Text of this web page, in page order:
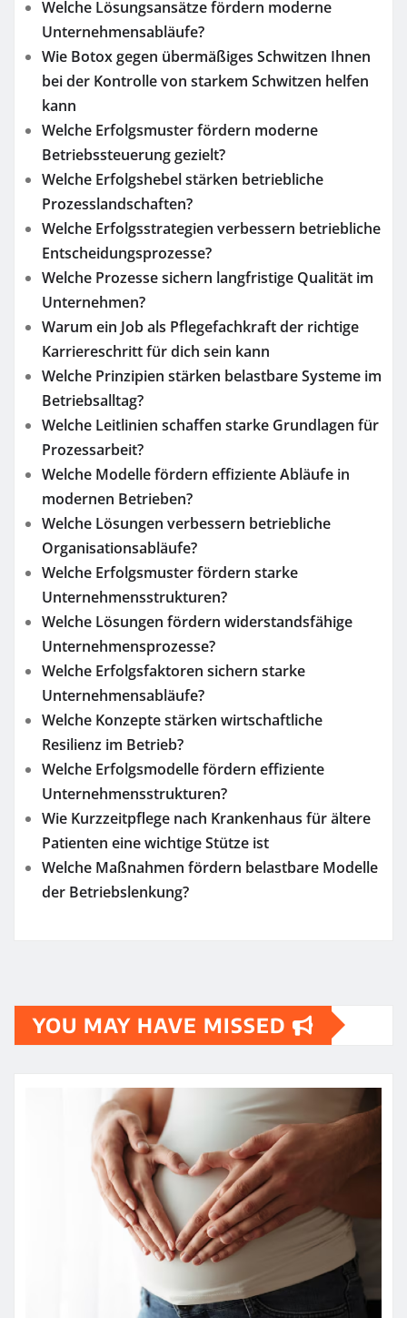
Welche Lösungsansätze fördern moderne
Unternehmensabläufe?
Wie Botox gegen übermäßiges Schwitzen Ihnen
bei der Kontrolle von starkem Schwitzen helfen
kann
Welche Erfolgsmuster fördern moderne
Betriebssteuerung gezielt?
Welche Erfolgshebel stärken betriebliche
Prozesslandschaften?
Welche Erfolgsstrategien verbessern betriebliche
Entscheidungsprozesse?
Welche Prozesse sichern langfristige Qualität im
Unternehmen?
Warum ein Job als Pflegefachkraft der richtige
Karriereschritt für dich sein kann
Welche Prinzipien stärken belastbare Systeme im
Betriebsalltag?
Welche Leitlinien schaffen starke Grundlagen für
Prozessarbeit?
Welche Modelle fördern effiziente Abläufe in
modernen Betrieben?
Welche Lösungen verbessern betriebliche
Organisationsabläufe?
Welche Erfolgsmuster fördern starke
Unternehmensstrukturen?
Welche Lösungen fördern widerstandsfähige
Unternehmensprozesse?
Welche Erfolgsfaktoren sichern starke
Unternehmensabläufe?
Welche Konzepte stärken wirtschaftliche
Resilienz im Betrieb?
Welche Erfolgsmodelle fördern effiziente
Unternehmensstrukturen?
Wie Kurzzeitpflege nach Krankenhaus für ältere
Patienten eine wichtige Stütze ist
Welche Maßnahmen fördern belastbare Modelle
der Betriebslenkung?
YOU MAY HAVE MISSED